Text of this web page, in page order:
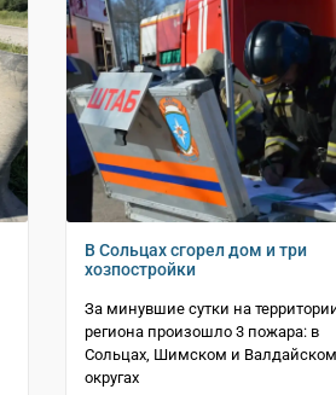
В Сольцах сгорел дом и три
хозпостройки
За минувшие сутки на
региона произошло 3 пожара: в
Сольцах, Шимском и Валдайском
округах